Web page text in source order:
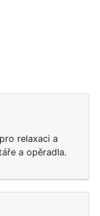
relaxaci a
a opěradla.